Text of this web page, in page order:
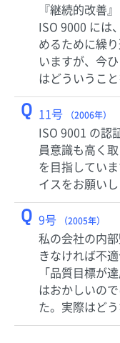
『継続的改善
ISO 9000 には
めるために繰
いますが、今
はどういうこ
Q 11号 （2006年）
ISO 9001 の認
員意識も高く
を目指してい
イスをお願いし
Q 9号 （2005年）
私の会社の内
きなければ不
「品質目標が
はおかしいの
た。実際はど